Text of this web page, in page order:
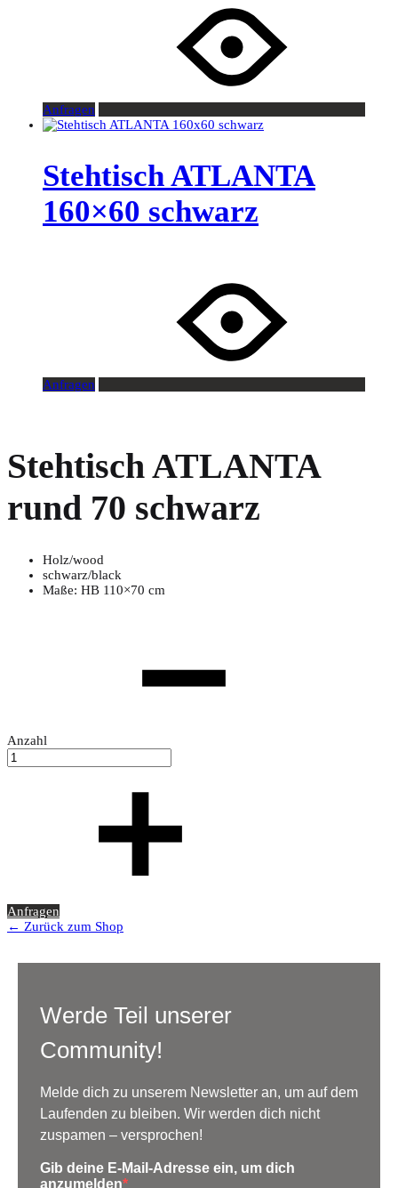
Anfragen
Stehtisch ATLANTA
160×60 schwarz
Anfragen
Stehtisch ATLANTA
rund 70 schwarz
Holz/wood
schwarz/black
Maße: HB 110×70 cm
Anzahl
Anfragen
← Zurück zum Shop
Werde Teil unserer
Community!
Melde dich zu unserem Newsletter an, um auf dem
Laufenden zu bleiben. Wir werden dich nicht
zuspamen – versprochen!
Gib deine E-Mail-Adresse ein, um dich
anzumelden